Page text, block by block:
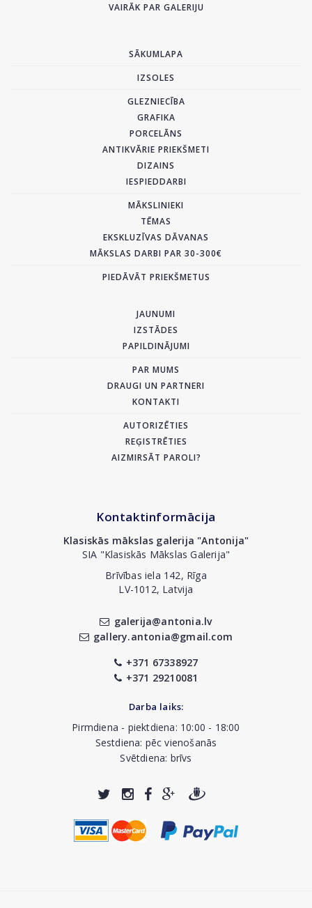
VAIRĀK PAR GALERIJU
SĀKUMLAPA
IZSOLES
GLEZNIECĪBA
GRAFIKA
PORCELĀNS
ANTIKVĀRIE PRIEKŠMETI
DIZAINS
IESPIEDDARBI
MĀKSLINIEKI
TĒMAS
EKSKLUZĪVAS DĀVANAS
MĀKSLAS DARBI PAR 30-300€
PIEDĀVĀT PRIEKŠMETUS
JAUNUMI
IZSTĀDES
PAPILDINĀJUMI
PAR MUMS
DRAUGI UN PARTNERI
KONTAKTI
AUTORIZĒTIES
REĢISTRĒTIES
AIZMIRSĀT PAROLI?
Kontaktinformācija
Klasiskās mākslas galerija "Antonija"
SIA "Klasiskās Mākslas Galerija"
Brīvības iela 142, Rīga
LV-1012, Latvija
galerija@antonia.lv
gallery.antonia@gmail.com
+371 67338927
+371 29210081
Darba laiks:
Pirmdiena - piektdiena: 10:00 - 18:00
Sestdiena: pēc vienošanās
Svētdiena: brīvs